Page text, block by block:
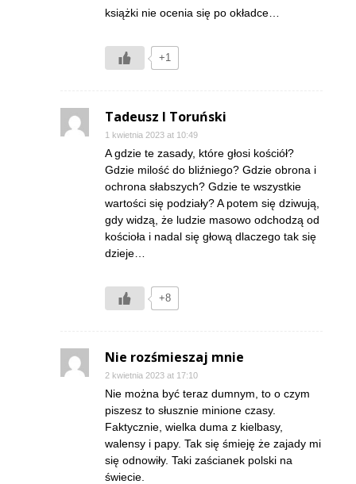
książki nie ocenia się po okładce…
+1
Tadeusz I Toruński
1 kwietnia 2023 at 10:49
A gdzie te zasady, które głosi kościół?
Gdzie milość do bliźniego? Gdzie obrona i
ochrona słabszych? Gdzie te wszystkie
wartości się podziały? A potem się dziwują,
gdy widzą, że ludzie masowo odchodzą od
kościoła i nadal się głową dlaczego tak się
dzieje…
+8
Nie rozśmieszaj mnie
2 kwietnia 2023 at 17:10
Nie można być teraz dumnym, to o czym
piszesz to słusznie minione czasy.
Faktycznie, wielka duma z kielbasy,
walensy i papy. Tak się śmieję że zajady mi
się odnowiły. Taki zaścianek polski na
świecie.